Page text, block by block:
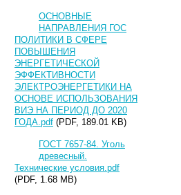
ОСНОВНЫЕ
НАПРАВЛЕНИЯ ГОС
ПОЛИТИКИ В СФЕРЕ
ПОВЫШЕНИЯ
ЭНЕРГЕТИЧЕСКОЙ
ЭФФЕКТИВНОСТИ
ЭЛЕКТРОЭНЕРГЕТИКИ НА
ОСНОВЕ ИСПОЛЬЗОВАНИЯ
ВИЭ НА ПЕРИОД ДО 2020
ГОДА.pdf (PDF, 189.01 KB)
ГОСТ 7657-84. Уголь
древесный.
Технические условия.pdf
(PDF, 1.68 MB)